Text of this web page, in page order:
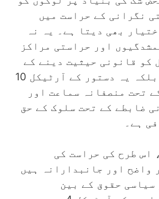
نگرانی کے حراست میں
بھی دیتا ہے۔ یہ نہ
اور حراستی مراکز
کو قانونی حیثیت دینے کے
مترادف ہے بلکہ یہ دستور کے آرٹیکل 10
اے کے تحت منصفانہ سماعت اور
ضابطے کے تحت سلوک کے حق
ہے۔
اس طرح کی حراست کی
واضح اور جانبدارانہ ہیں
سیاسی حقوق کے بین